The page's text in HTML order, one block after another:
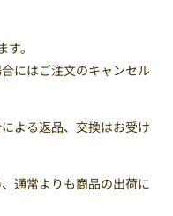
。
にはご注文のキャンセル
よる返品、交換はお受け
通常よりも商品の出荷に